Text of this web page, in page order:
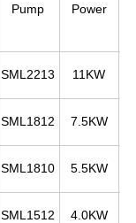
Pump Power
SML2213 11KW
SML1812 7.5KW
SML1810 5.5KW
SML1512 4.0KW